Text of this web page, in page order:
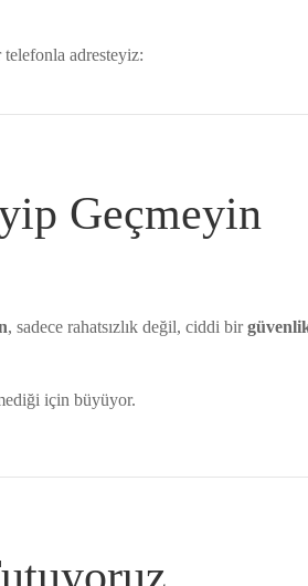
adresteyiz:
Geçmeyin
, sadece rahatsızlık değil, ciddi bir
için büyüyor.